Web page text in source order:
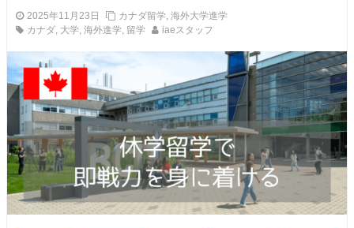
2025年11月23日 カナダ留学, 海外大学進学
カナダ, 大学, 海外進学, 留学 iaeスタッフ